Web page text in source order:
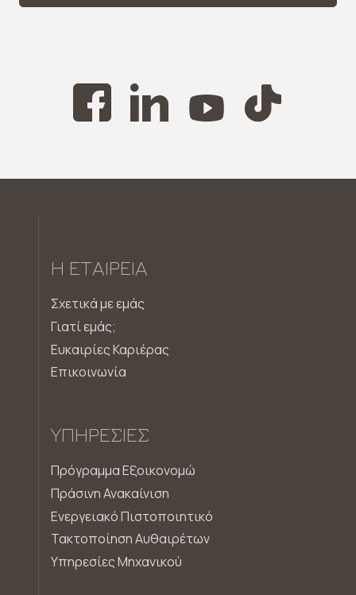
Η ΕΤΑΙΡΕΊΑ
Σχετικά με εμάς
Γιατί εμάς;
Ευκαιρίες Καριέρας
Επικοινωνία
ΥΠΗΡΕΣΊΕΣ
Πρόγραμμα Εξοικονομώ
Πράσινη Ανακαίνιση
Ενεργειακό Πιστοποιητικό
Τακτοποίηση Αυθαιρέτων
Υπηρεσίες Μηχανικού